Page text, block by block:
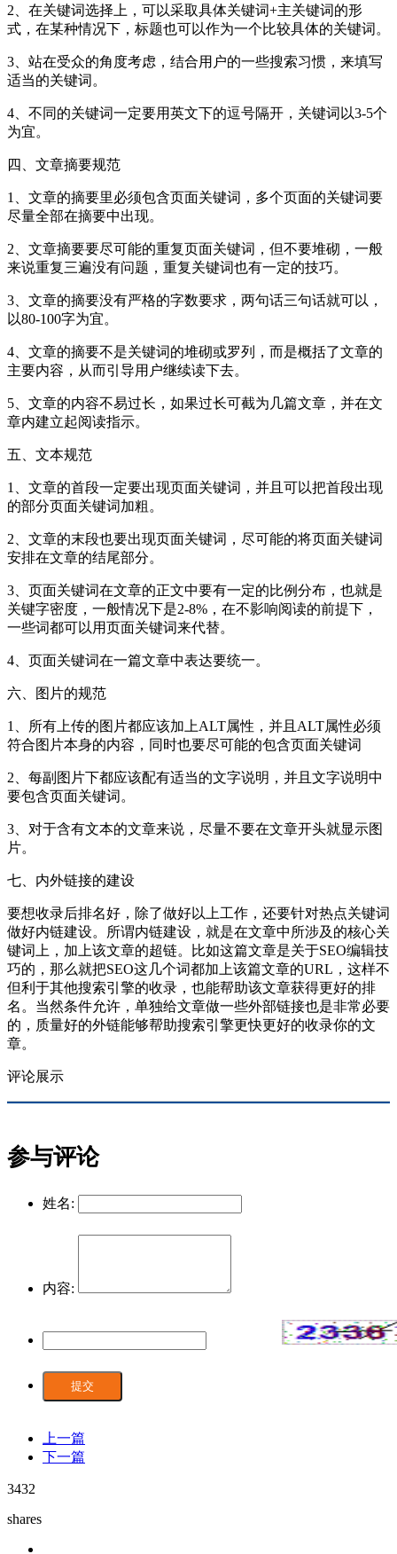
2、在关键词选择上，可以采取具体关键词+主关键词的形
式，在某种情况下，标题也可以作为一个比较具体的关键词。
3、站在受众的角度考虑，结合用户的一些搜索习惯，来填写
适当的关键词。
4、不同的关键词一定要用英文下的逗号隔开，关键词以3-5个
为宜。
四、文章摘要规范
1、文章的摘要里必须包含页面关键词，多个页面的关键词要
尽量全部在摘要中出现。
2、文章摘要要尽可能的重复页面关键词，但不要堆砌，一般
来说重复三遍没有问题，重复关键词也有一定的技巧。
3、文章的摘要没有严格的字数要求，两句话三句话就可以，
以80-100字为宜。
4、文章的摘要不是关键词的堆砌或罗列，而是概括了文章的
主要内容，从而引导用户继续读下去。
5、文章的内容不易过长，如果过长可截为几篇文章，并在文
章内建立起阅读指示。
五、文本规范
1、文章的首段一定要出现页面关键词，并且可以把首段出现
的部分页面关键词加粗。
2、文章的末段也要出现页面关键词，尽可能的将页面关键词
安排在文章的结尾部分。
3、页面关键词在文章的正文中要有一定的比例分布，也就是
关键字密度，一般情况下是2-8%，在不影响阅读的前提下，
一些词都可以用页面关键词来代替。
4、页面关键词在一篇文章中表达要统一。
六、图片的规范
1、所有上传的图片都应该加上ALT属性，并且ALT属性必须
符合图片本身的内容，同时也要尽可能的包含页面关键词
2、每副图片下都应该配有适当的文字说明，并且文字说明中
要包含页面关键词。
3、对于含有文本的文章来说，尽量不要在文章开头就显示图
片。
七、内外链接的建设
要想收录后排名好，除了做好以上工作，还要针对热点关键词
做好内链建设。所谓内链建设，就是在文章中所涉及的核心关
键词上，加上该文章的超链。比如这篇文章是关于SEO编辑技
巧的，那么就把SEO这几个词都加上该篇文章的URL，这样不
但利于其他搜索引擎的收录，也能帮助该文章获得更好的排
名。当然条件允许，单独给文章做一些外部链接也是非常必要
的，质量好的外链能够帮助搜索引擎更快更好的收录你的文
章。
评论展示
参与评论
姓名:
内容:
提交
上一篇
下一篇
3432
shares